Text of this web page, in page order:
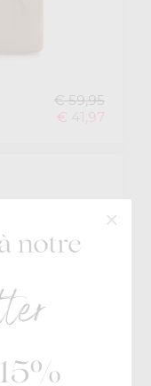
€ 59,95
€ 41,97